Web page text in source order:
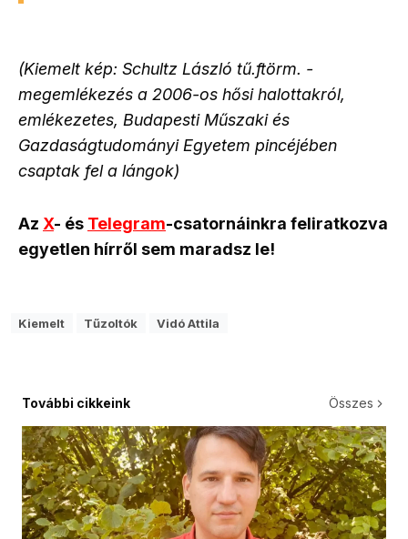
(Kiemelt kép: Schultz László tű.ftörm. -
megemlékezés a 2006-os hősi halottakról,
emlékezetes, Budapesti Műszaki és
Gazdaságtudományi Egyetem pincéjében
csaptak fel a lángok)
Az X- és Telegram-csatornáinkra feliratkozva
egyetlen hírről sem maradsz le!
Kiemelt Tűzoltók Vidó Attila
További cikkeink Összes